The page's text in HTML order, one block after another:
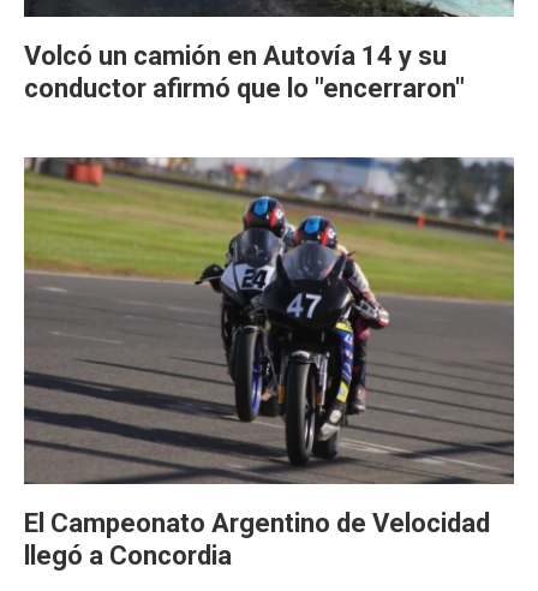
Volcó un camión en Autovía 14 y su
conductor afirmó que lo "encerraron"
El Campeonato Argentino de Velocidad
llegó a Concordia